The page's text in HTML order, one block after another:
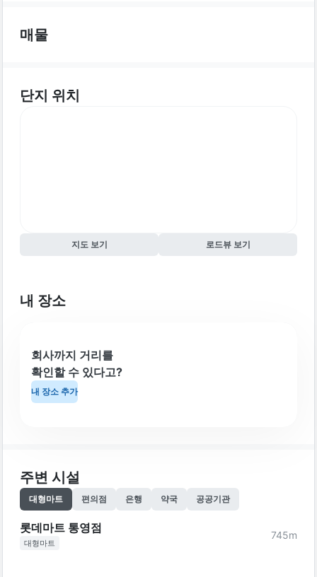
매물
단지 위치
지도 보기 로드뷰 보기
내 장소
회사까지 거리를
확인할 수 있다고?
내 장소 추가
주변 시설
대형마트 편의점 은행 약국 공공기관
롯데마트 통영점
대형마트
745m